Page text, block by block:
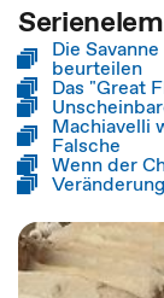
Die
beurteilen
Das "Great
Machiavelli
Falsche
Wenn der